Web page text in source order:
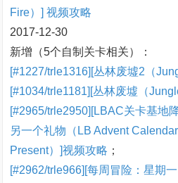
Fire）] 视频攻略
2017-12-30
新增（5个自制关卡相关）：
[#1227/trle1316][丛林废墟2（
[#1034/trle1181][丛林废墟（
[#2965/trle2950][LBAC关卡基地
另一个礼物（LB Advent
Present）]视频攻略 ；
[#2962/trle966][每周冒险：星期